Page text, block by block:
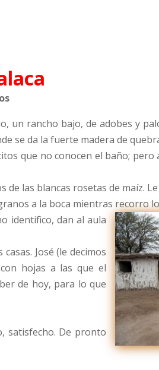
un rancho bajo, de adobes y
se da la fuerte madera de
que no conocen el baño;
las blancas rosetas de maíz.
a la boca mientras recorro
identifico, dan al aula
José (le decimos
hojas a las que el
de hoy, para lo que
satisfecho. De pronto